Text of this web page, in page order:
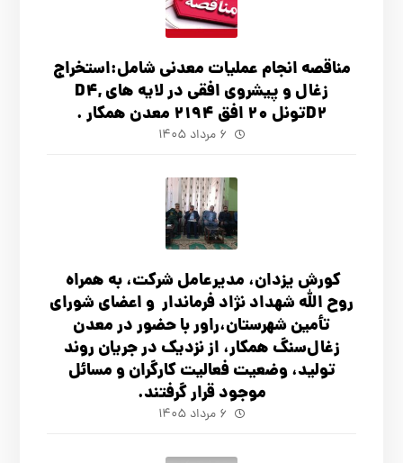
مناقصه انجام عملیات معدنی شامل:استخراج
زغال و پیشروی افقی در لایه های D4,
D2تونل 20 افق 2194 معدن همکار .
۶ مرداد ۱۴۰۵
کورش یزدان، مدیرعامل شرکت، به همراه
روح الله شهداد نژاد فرماندار و اعضای شورای
تأ‌مین شهرستان،راور با حضور در معدن
زغال‌سنگ همکار، از نزدیک در جریان روند
تولید، وضعیت فعالیت کارگران و مسائل
موجود قرار گرفتند.
۶ مرداد ۱۴۰۵